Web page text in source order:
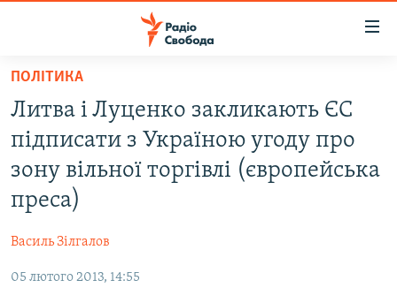
Перейти
основного
матеріалу
до
основної
Перейти
до
ПОЛІТИКА
КУЛЬТУРА
КРИМ.РЕАЛІЇ
ПОЛІТИКА
Литва і Луценко закликають ЄС
підписати з Україною угоду про
зону вільної торгівлі (європейська
преса)
Василь Зілгалов
05 лютого 2013, 14:55